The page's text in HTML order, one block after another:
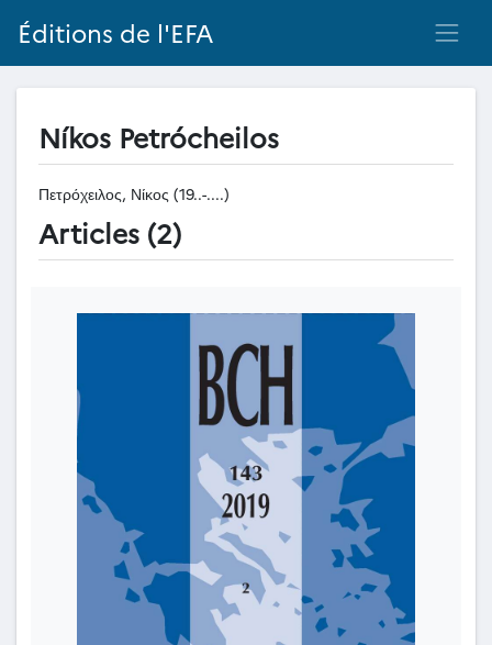
Éditions de l'EFA
Níkos Petrócheilos
Πετρόχειλος, Νίκος (19..-....)
Articles (2)